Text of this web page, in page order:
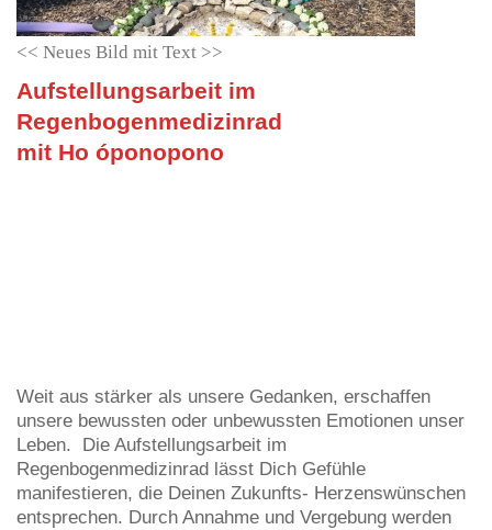
<< Neues Bild mit Text >>
Aufstellungsarbeit im
Regenbogenmedizinrad
mit Ho óponopono
Weit aus stärker als unsere Gedanken, erschaffen
unsere bewussten oder unbewussten Emotionen unser
Leben. Die Aufstellungsarbeit im
Regenbogenmedizinrad lässt Dich Gefühle
manifestieren, die Deinen Zukunfts- Herzenswünschen
entsprechen. Durch Annahme und Vergebung werden